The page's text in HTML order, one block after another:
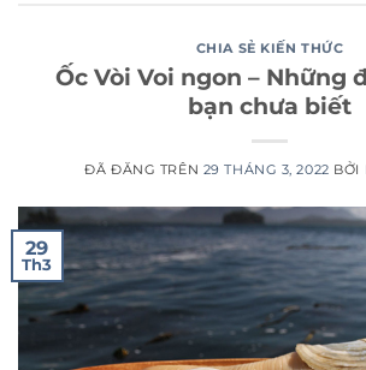
CHIA SẺ KIẾN THỨC
Ốc Vòi Voi ngon – Những
bạn chưa biết
ĐÃ ĐĂNG TRÊN 29 THÁNG 3, 2022 BỞI
29
Th3